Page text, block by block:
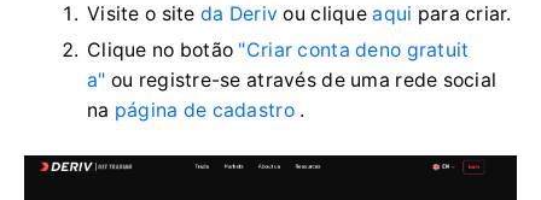
Visite o site da Deriv ou cliqueaqui para criar.
Clique no botão "Criar conta deno gratuit
a" ou registre-se através de uma rede social
na página de cadastro.